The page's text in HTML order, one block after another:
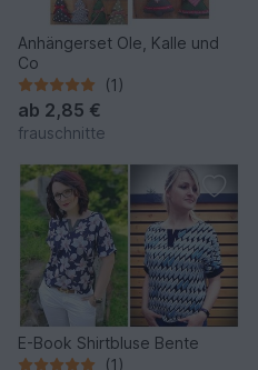
Anhängerset Ole, Kalle und
Co
(1)
ab 2,85 €
frauschnitte
E-Book Shirtbluse Bente
(1)